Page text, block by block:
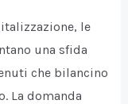
le
una sfida
che bilancino
La domanda